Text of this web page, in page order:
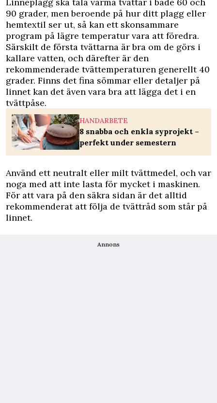
90 grader, men beroende på hur ditt plagg eller
hemtextil ser ut, så kan ett skonsammare
program på lägre temperatur vara att föredra.
Särskilt de första tvättarna är bra om de görs i
kallare vatten, och därefter är den
rekommenderade tvättemperaturen generellt 40
grader. Finns det fina sömmar eller detaljer på
linnet kan det även vara bra att lägga det i en
tvättpåse.
HANDARBETE
8 snabba och enkla syprojekt –
perfekt under semestern
Använd ett neutralt eller milt tvättmedel, och var
noga med att inte lasta för mycket i maskinen.
För att vara på den säkra sidan är det alltid
rekommenderat att följa de tvättråd som står på
linnet.
Annons